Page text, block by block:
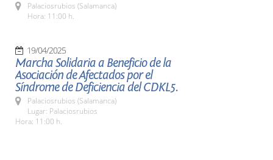
Palaciosrubios (Salamanca)
Hora: 11:00 h.
19/04/2025
Marcha Solidaria a Beneficio de la
Asociación de Afectados por el
Síndrome de Deficiencia del CDKL5.
Palaciosrubios (Salamanca)
Lugar: Palaciosrubios
Hora: 11:00 h.